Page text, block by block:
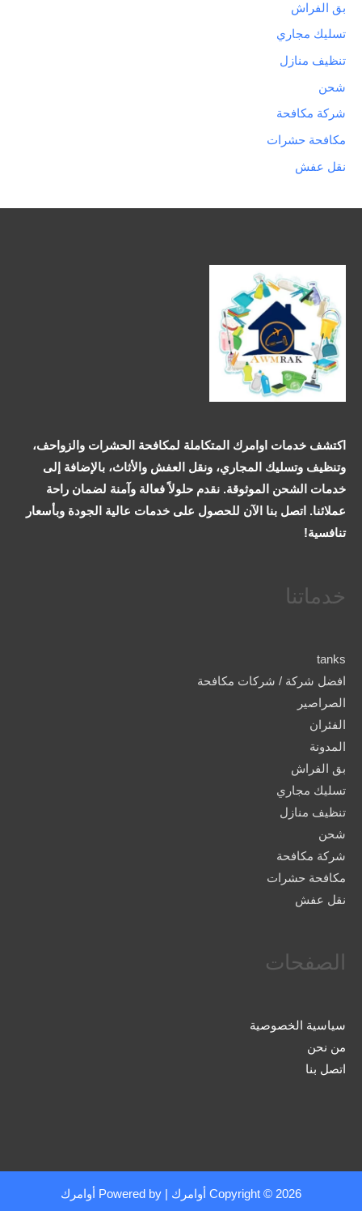
بق الفراش
تسليك مجاري
تنظيف منازل
شحن
شركة مكافحة
مكافحة حشرات
نقل عفش
اكتشف خدمات اوامرك المتكاملة لمكافحة الحشرات والزواحف،
وتنظيف وتسليك المجاري، ونقل العفش والأثاث، بالإضافة إلى
خدمات الشحن الموثوقة. نقدم حلولاً فعالة وآمنة لضمان راحة
عملائنا. اتصل بنا الآن للحصول على خدمات عالية الجودة وبأسعار
تنافسية!
خدماتنا
tanks
افضل شركة / شركات مكافحة
الصراصير
الفئران
المدونة
بق الفراش
تسليك مجاري
تنظيف منازل
شحن
شركة مكافحة
مكافحة حشرات
نقل عفش
الصفحات
سياسية الخصوصية
من نحن
اتصل بنا
Copyright © 2026 أوامرك أوامرك